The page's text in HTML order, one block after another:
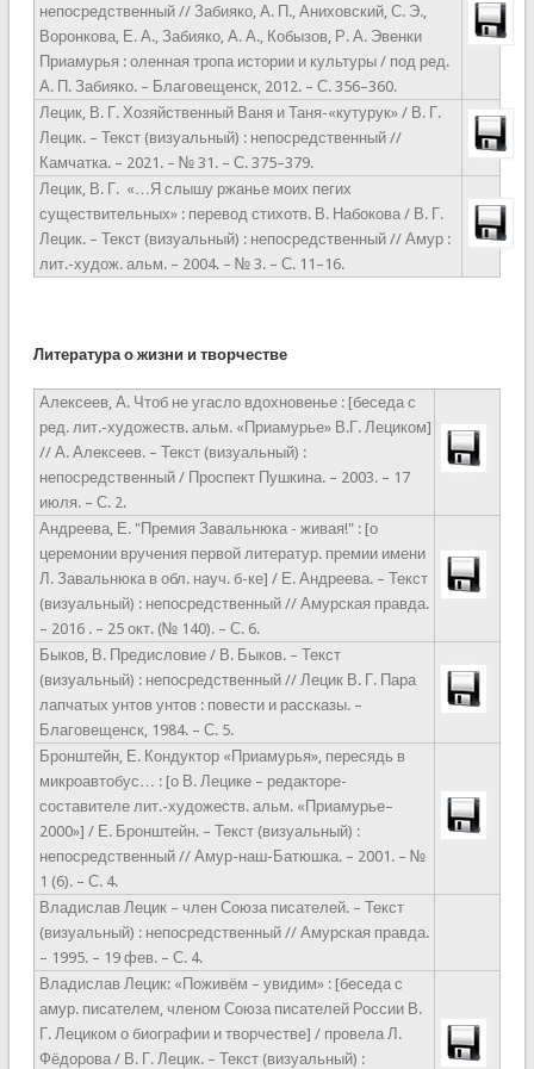
непосредственный // Забияко, А. П., Аниховский, С. Э.,
Воронкова, Е. А., Забияко, А. А., Кобызов, Р. А. Эвенки
Приамурья : оленная тропа истории и культуры / под ред.
А. П. Забияко. – Благовещенск, 2012. – С. 356–360.
Лецик, В. Г. Хозяйственный Ваня и Таня-«кутурук» / В. Г.
Лецик. – Текст (визуальный) : непосредственный //
Камчатка. – 2021. – № 31. – С. 375–379.
Лецик, В. Г. «…Я слышу ржанье моих пегих
существительных» : перевод стихотв. В. Набокова / В. Г.
Лецик. – Текст (визуальный) : непосредственный // Амур :
лит.-худож. альм. – 2004. – № 3. – С. 11–16.
Литература о жизни и творчестве
Алексеев, А. Чтоб не угасло вдохновенье : [беседа с
ред. лит.-художеств. альм. «Приамурье» В.Г. Лециком]
// А. Алексеев. – Текст (визуальный) :
непосредственный / Проспект Пушкина. – 2003. – 17
июля. – С. 2.
Андреева, Е. "Премия Завальнюка - живая!" : [о
церемонии вручения первой литератур. премии имени
Л. Завальнюка в обл. науч. б-ке] / Е. Андреева. – Текст
(визуальный) : непосредственный // Амурская правда.
– 2016 . – 25 окт. (№ 140). – С. 6.
Быков, В. Предисловие / В. Быков. – Текст
(визуальный) : непосредственный // Лецик В. Г. Пара
лапчатых унтов унтов : повести и рассказы. –
Благовещенск, 1984. – С. 5.
Бронштейн, Е. Кондуктор «Приамурья», пересядь в
микроавтобус… : [о В. Лецике – редакторе-
составителе лит.-художеств. альм. «Приамурье–
2000»] / Е. Бронштейн. – Текст (визуальный) :
непосредственный // Амур-наш-Батюшка. – 2001. – №
1 (6). – С. 4.
Владислав Лецик – член Союза писателей. – Текст
(визуальный) : непосредственный // Амурская правда.
– 1995. – 19 фев. – С. 4.
Владислав Лецик: «Поживём – увидим» : [беседа с
амур. писателем, членом Союза писателей России В.
Г. Лециком о биографии и творчестве] / провела Л.
Фёдорова / В. Г. Лецик. – Текст (визуальный) :